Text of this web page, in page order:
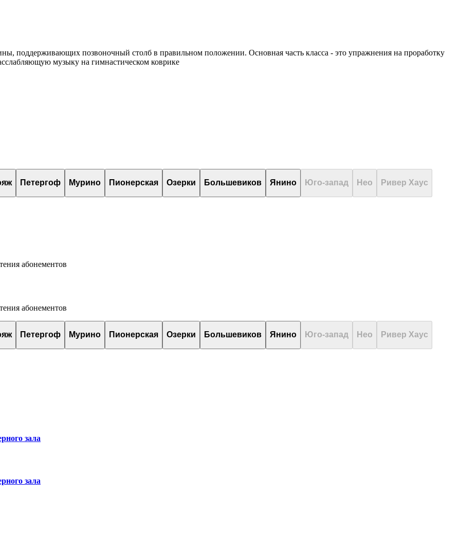
поддерживающих позвоночный столб в правильном положении. Основная часть класса - это упражнения на проработку
музыку на гимнастическом коврике
Петергоф Мурино Пионерская Озерки Большевиков Янино Юго-запад Нео Ривер Хаус
абонементов
абонементов
Петергоф Мурино Пионерская Озерки Большевиков Янино Юго-запад Нео Ривер Хаус
зала
зала